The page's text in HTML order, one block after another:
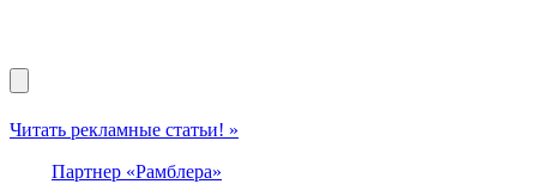
Читать рекламные статьи! »
Партнер «Рамблера»